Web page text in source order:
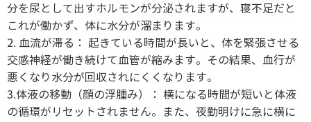
分を尿として出すホルモンが分泌されますが、寝不足だと
これが働かず、体に水分が溜まります。
2. 血流が滞る： 起きている時間が長いと、体を緊張させる
交感神経が働き続けて血管が縮みます。その結果、血行が
悪くなり水分が回収されにくくなります。
3.体液の移動（顔の浮腫み）： 横になる時間が短いと体液
の循環がリセットされません。また、夜勤明けに急に横に